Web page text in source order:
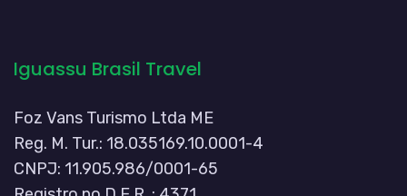
Iguassu Brasil Travel
Foz Vans Turismo Ltda ME
Reg. M. Tur.: 18.035169.10.0001-4
CNPJ: 11.905.986/0001-65